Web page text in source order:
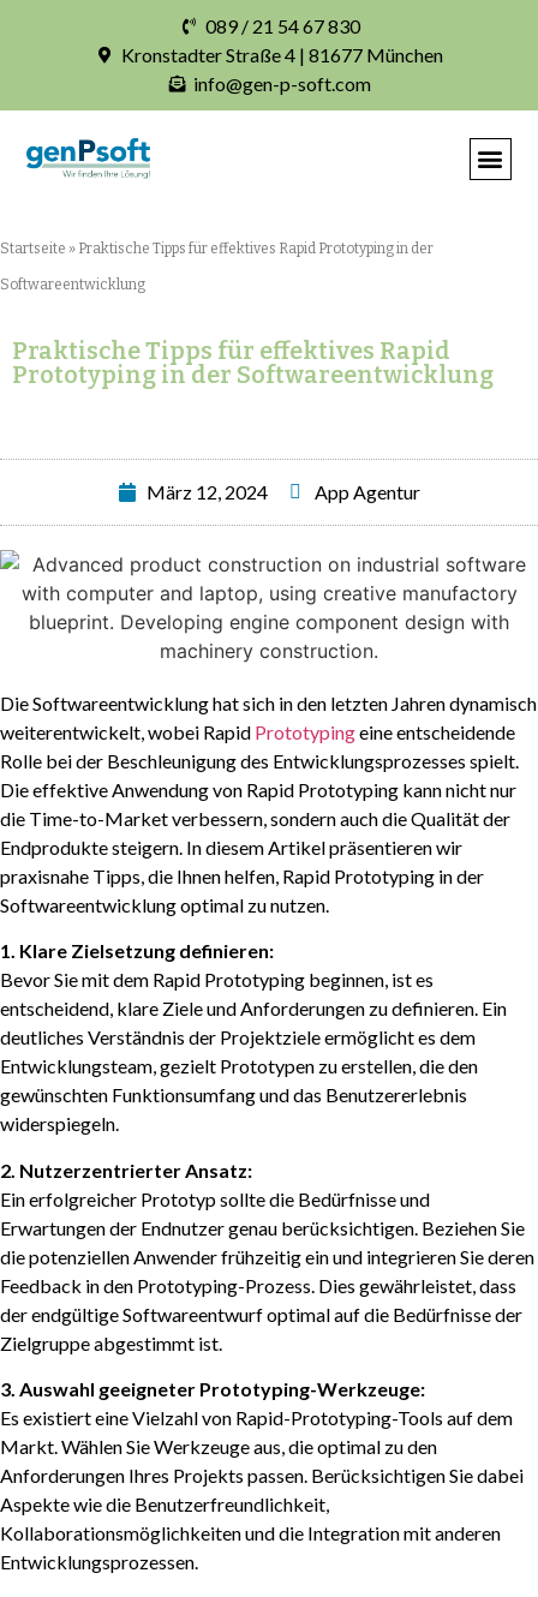
089 / 21 54 67 830
Kronstadter Straße 4 | 81677 München
info@gen-p-soft.com
Startseite » Praktische Tipps für effektives Rapid Prototyping in der
Softwareentwicklung
Praktische Tipps für effektives Rapid
Prototyping in der Softwareentwicklung
März 12, 2024 App Agentur
Die Softwareentwicklung hat sich in den letzten Jahren dynamisch
weiterentwickelt, wobei Rapid Prototypingeine entscheidende
Rolle bei der Beschleunigung des Entwicklungsprozesses spielt.
Die effektive Anwendung von Rapid Prototyping kann nicht nur
die Time-to-Market verbessern, sondern auch die Qualität der
Endprodukte steigern. In diesem Artikel präsentieren wir
praxisnahe Tipps, die Ihnen helfen, Rapid Prototyping in der
Softwareentwicklung optimal zu nutzen.
1. Klare Zielsetzung definieren:
Bevor Sie mit dem Rapid Prototyping beginnen, ist es
entscheidend, klare Ziele und Anforderungen zu definieren. Ein
deutliches Verständnis der Projektziele ermöglicht es dem
Entwicklungsteam, gezielt Prototypen zu erstellen, die den
gewünschten Funktionsumfang und das Benutzererlebnis
widerspiegeln.
2. Nutzerzentrierter Ansatz:
Ein erfolgreicher Prototyp sollte die Bedürfnisse und
Erwartungen der Endnutzer genau berücksichtigen. Beziehen Sie
die potenziellen Anwender frühzeitig ein und integrieren Sie deren
Feedback in den Prototyping-Prozess. Dies gewährleistet, dass
der endgültige Softwareentwurf optimal auf die Bedürfnisse der
Zielgruppe abgestimmt ist.
3. Auswahl geeigneter Prototyping-Werkzeuge:
Es existiert eine Vielzahl von Rapid-Prototyping-Tools auf dem
Markt. Wählen Sie Werkzeuge aus, die optimal zu den
Anforderungen Ihres Projekts passen. Berücksichtigen Sie dabei
Aspekte wie die Benutzerfreundlichkeit,
Kollaborationsmöglichkeiten und die Integration mit anderen
Entwicklungsprozessen.